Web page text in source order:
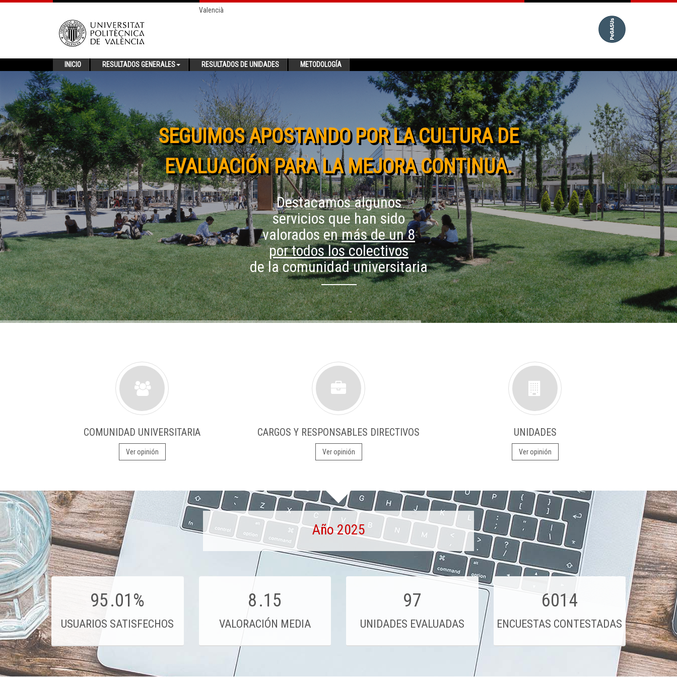
Valencià
INICIO RESULTADOS GENERALES RESULTADOS DE UNIDADES METODOLOGÍA
SEGUIMOS APOSTANDO POR LA CULTURA DE
EVALUACIÓN PARA LA MEJORA CONTINUA.
Destacamos algunos
servicios que han sido
valorados enmás de un 8
por todos los colectivos
de la comunidad universitaria
COMUNIDAD UNIVERSITARIA
Ver opinión
CARGOS Y RESPONSABLES DIRECTIVOS
Ver opinión
UNIDADES
Ver opinión
Año 2025
95.01%
USUARIOS SATISFECHOS
8.15
VALORACIÓN MEDIA
97
UNIDADES EVALUADAS
6014
ENCUESTAS CONTESTADAS